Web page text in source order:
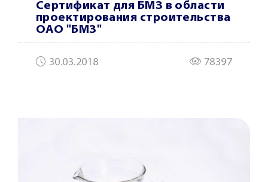
Сертификат для БМЗ в области
проектирования строительства
ОАО "БМЗ"
30.03.2018 78397